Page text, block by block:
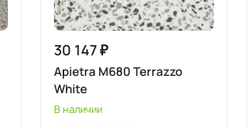
30 147 ₽
Apietra M680 Terrazzo
White
В наличии